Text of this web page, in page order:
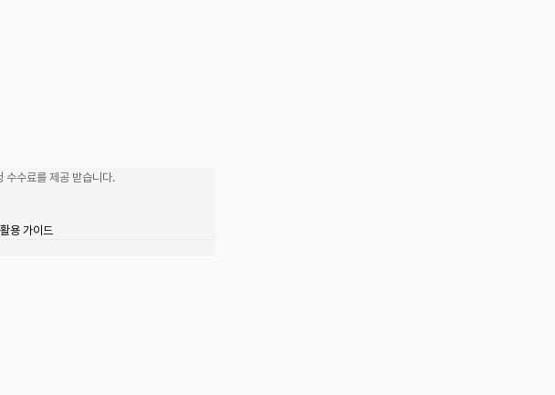
수수료를 제공 받습니다.
용 가이드